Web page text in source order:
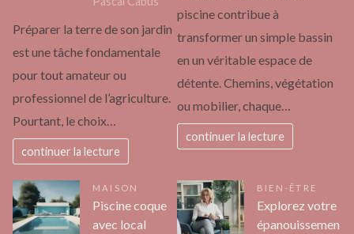
Préparer la terre de son jardin
est une tâche fondamentale
pour tout amateur ou
professionnel de l’agriculture.
Pourtant, le choix…
continuer la lecture
piscine contribue à
transformer un simple bassin
en un véritable espace de
détente. Chemins, végétation
ou mobilier, chaque…
continuer la lecture
MAISON
Piscine coque
avec local
BIEN-ÊTRE
Explorez votre
épanouissemen